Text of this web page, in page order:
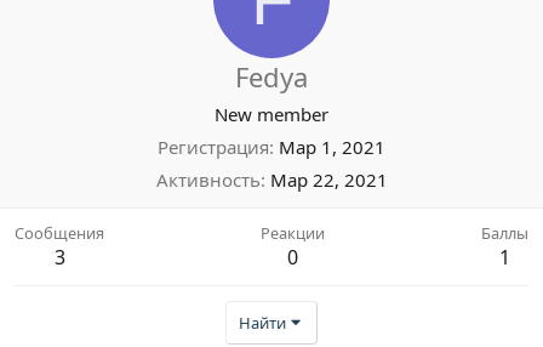
Fedya
New member
Регистрация Мар 1, 2021
Активность Мар 22, 2021
Сообщения
3
Реакции
0
Баллы
1
Найти